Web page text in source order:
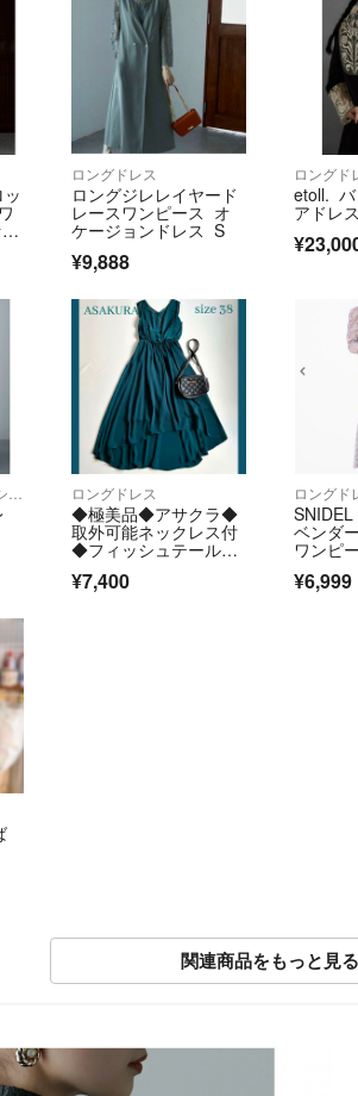
ロングドレス
ロングジレレイヤード
レースワンピース オ
ケージョンドレス S
¥9,888
ロングド
etoll. バ
アドレ
ロングドレス
◆極美品◆アサクラ◆
取外可能ネックレス付
◆フィッシュテールロ
¥7,400
ロングド
ベンダ
ワンピ
ドレス
¥6,999
関連商品をもっと見る